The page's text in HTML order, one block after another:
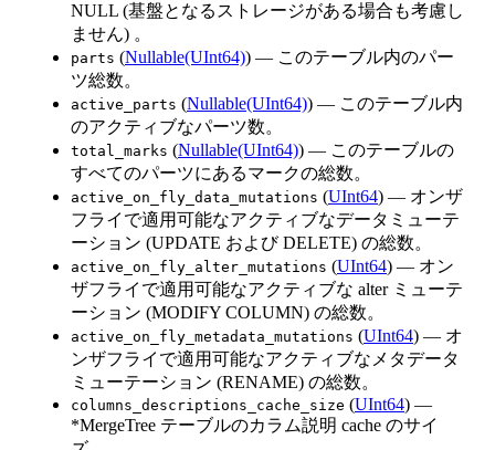
NULL (基盤となるストレージがある場合も考慮し
ません) 。
parts (Nullable(UInt64)) — このテーブル内のパー
ツ総数。
active_parts (Nullable(UInt64)) — このテーブル内
のアクティブなパーツ数。
total_marks (Nullable(UInt64)) — このテーブルの
すべてのパーツにあるマークの総数。
active_on_fly_data_mutations (UInt64) — オンザ
フライで適用可能なアクティブなデータミューテ
ーション (UPDATE および DELETE) の総数。
active_on_fly_alter_mutations (UInt64) — オン
ザフライで適用可能なアクティブな alter ミューテ
ーション (MODIFY COLUMN) の総数。
active_on_fly_metadata_mutations (UInt64) — オ
ンザフライで適用可能なアクティブなメタデータ
ミューテーション (RENAME) の総数。
columns_descriptions_cache_size (UInt64) —
*MergeTree テーブルのカラム説明 cache のサイ